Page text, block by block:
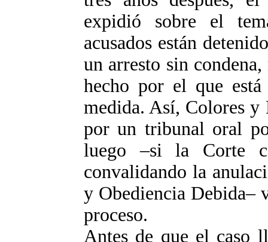
expidió sobre el
acusados están
un arresto sin
hecho por el que
medida. Así, Colores y
por un tribunal oral
luego –si la Corte
convalidando la
y Obediencia Debida–
proceso.
Antes de que el caso